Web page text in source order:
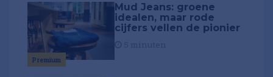
Premium
Mud Jeans: groene
idealen, maar rode
cijfers vellen de pionier